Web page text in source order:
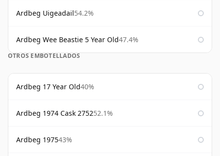
Ardbeg Uigeadail54.2%
Ardbeg Wee Beastie 5 Year Old47.4%
OTROS EMBOTELLADOS
Ardbeg 17 Year Old40%
Ardbeg 1974 Cask 275252.1%
Ardbeg 197543%